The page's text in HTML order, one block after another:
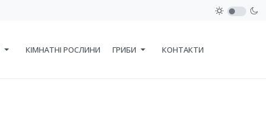
КІМНАТНІ РОСЛИНИ ГРИБИ КОНТАКТИ